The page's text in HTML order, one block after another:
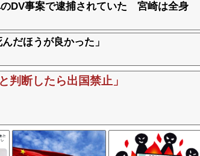
のDV事案で逮捕されていた 宮崎は全身
だほうが良かった」
判断したら出国禁止」